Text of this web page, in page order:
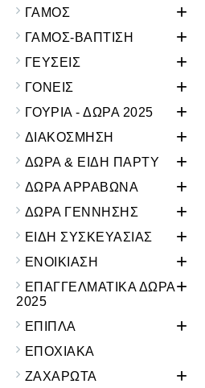
ΓΑΜΟΣ +
ΓΑΜΟΣ-ΒΑΠΤΙΣΗ +
ΓΕΥΣΕΙΣ +
ΓΟΝΕΙΣ +
ΓΟΥΡΙΑ - ΔΩΡΑ 2025 +
ΔΙΑΚΟΣΜΗΣΗ +
ΔΩΡΑ & ΕΙΔΗ ΠΑΡΤΥ +
ΔΩΡΑ ΑΡΡΑΒΩΝΑ +
ΔΩΡΑ ΓΕΝΝΗΣΗΣ +
ΕΙΔΗ ΣΥΣΚΕΥΑΣΙΑΣ +
ΕΝΟΙΚΙΑΣΗ +
ΕΠΑΓΓΕΛΜΑΤΙΚΑ ΔΩΡΑ
2025
+
ΕΠΙΠΛΑ +
ΕΠΟΧΙΑΚΑ
ΖΑΧΑΡΩΤΑ
+